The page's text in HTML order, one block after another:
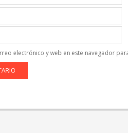
electrónico y web en este navegador